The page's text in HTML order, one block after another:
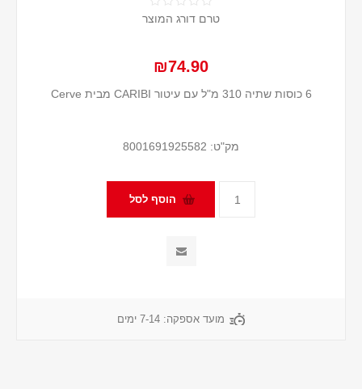
טרם דורג המוצר
₪74.90
6 כוסות שתיה 310 מ"ל עם עיטור CARIBI מבית Cerve
מק"ט: 8001691925582
מועד אספקה: 7-14 ימים